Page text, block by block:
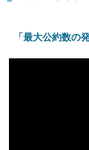
「最大公約数の